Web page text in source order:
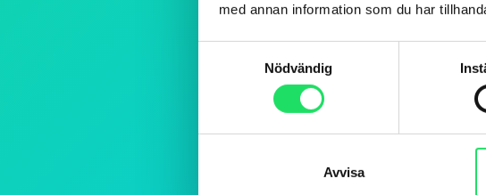
med annan information som du har
Nödvändig
Avvisa